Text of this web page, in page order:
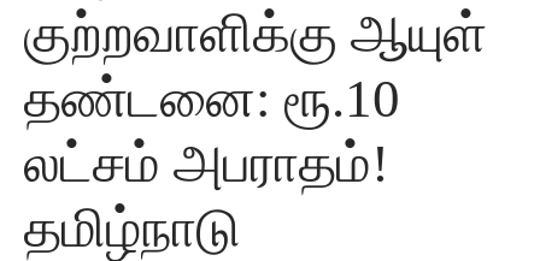
குற்றவாளிக்கு ஆயுள்
தண்டனை: ரூ.10
லட்சம் அபராதம்!
தமிழ்நாடு